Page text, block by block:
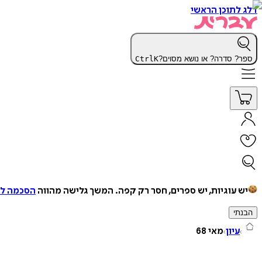
דלג לתוכן הראשי
ספר? סדרה? או נושא מסוים? CtrlK
יש עוגיות, יש ספרים, חסר רק קפה. המשך גלישה מהווה הסכמה
הבנתי
עיון מאי 68